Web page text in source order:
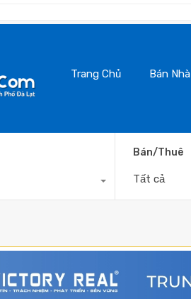
Trang Chủ Bán Nhà
Bán/Thuê
Tất cả